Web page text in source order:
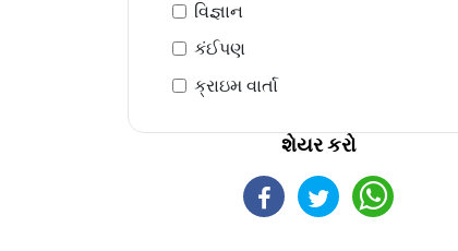
વિજ્ઞાન
કંઈપણ
ક્રાઇમ વાર્તા
શેયર કરો